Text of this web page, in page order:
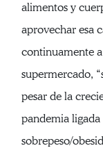
alimentos y
aprovechar esa
continuamente
supermercado,
pesar de la
pandemia
sobrepeso/